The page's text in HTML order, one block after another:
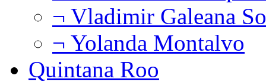
¬ Vladimir Galeana
¬ Yolanda Montalvo
Quintana Roo